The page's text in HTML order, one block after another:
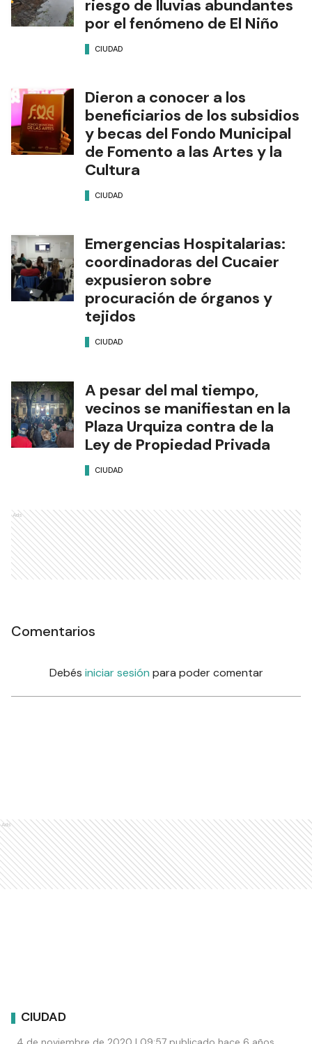
riesgo de lluvias abundantes
por el fenómeno de El Niño
CIUDAD
Dieron a conocer a los
beneficiarios de los subsidios
y becas del Fondo Municipal
de Fomento a las Artes y la
Cultura
CIUDAD
Emergencias Hospitalarias:
coordinadoras del Cucaier
expusieron sobre
procuración de órganos y
tejidos
CIUDAD
A pesar del mal tiempo,
vecinos se manifiestan en la
Plaza Urquiza contra de la
Ley de Propiedad Privada
CIUDAD
Ads
Comentarios
Debés iniciar sesión para poder comentar
Ads
CIUDAD